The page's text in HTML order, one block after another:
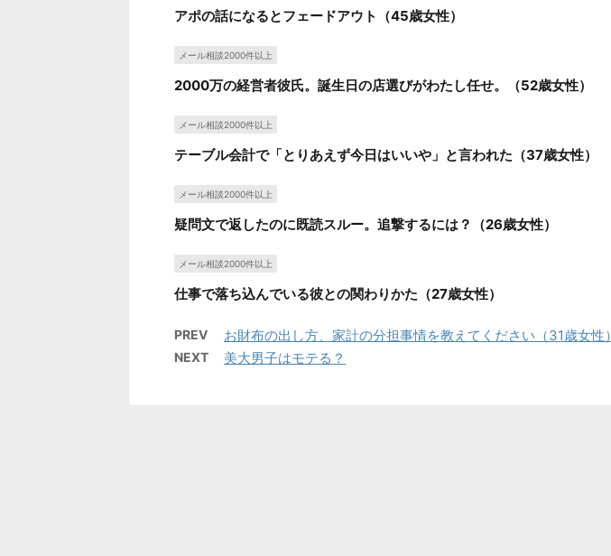
アポの話になるとフェードアウト（45歳女性）
メール相談2000件以上
2000万の経営者彼氏。誕生日の店選びがわたし任せ。（52歳女性）
メール相談2000件以上
テーブル会計で「とりあえず今日はいいや」と言われた（37歳女性）
メール相談2000件以上
疑問文で返したのに既読スルー。追撃するには？（26歳女性）
メール相談2000件以上
仕事で落ち込んでいる彼との関わりかた（27歳女性）
PREV お財布の出し方、家計の分担事情を教えてください（31歳女性）
NEXT 美大男子はモテる？